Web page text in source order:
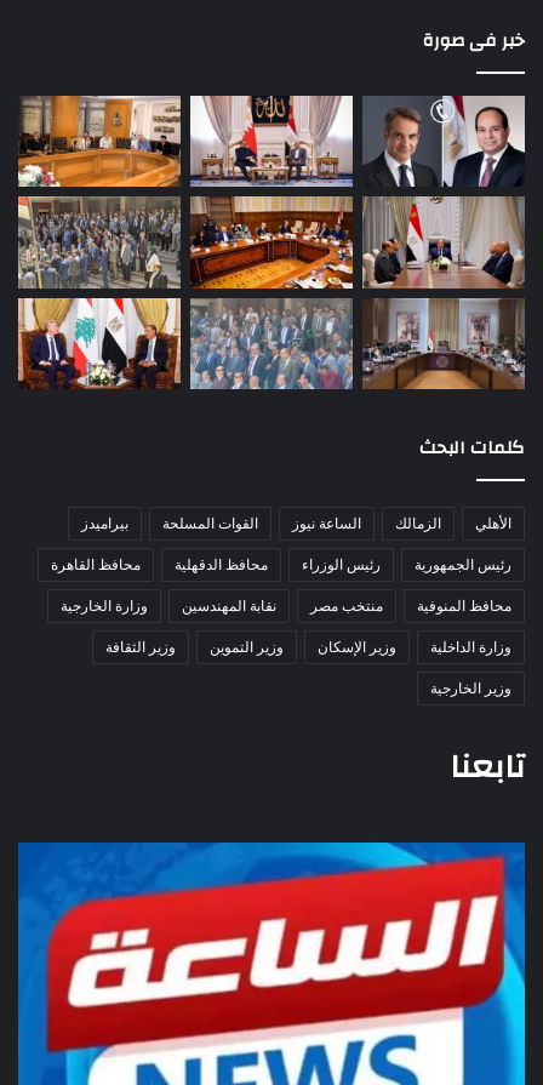
خبر فى صورة
كلمات البحث
الأهلي الزمالك الساعة نيوز القوات المسلحة
بيراميدز
رئيس الجمهورية
رئيس الوزراء محافظ الدقهلية
محافظ القاهرة
محافظ المنوفية
منتخب مصر نقابة المهندسين
وزارة الخارجية
وزارة الداخلية
وزير الإسكان وزير التموين
وزير الثقافة
وزير الخارجية
تابعنا